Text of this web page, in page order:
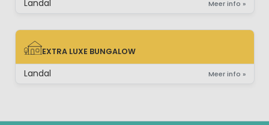
Landal Meer info »
EXTRA LUXE BUNGALOW
EXTRA LUXE BUNGALOW
Landal Meer info »